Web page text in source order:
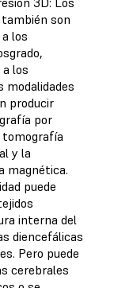
son
los
los
modalidades
producir
por
tomografía
y la
magnética.
puede
interna del
diencefálicas
Pero puede
cerebrales